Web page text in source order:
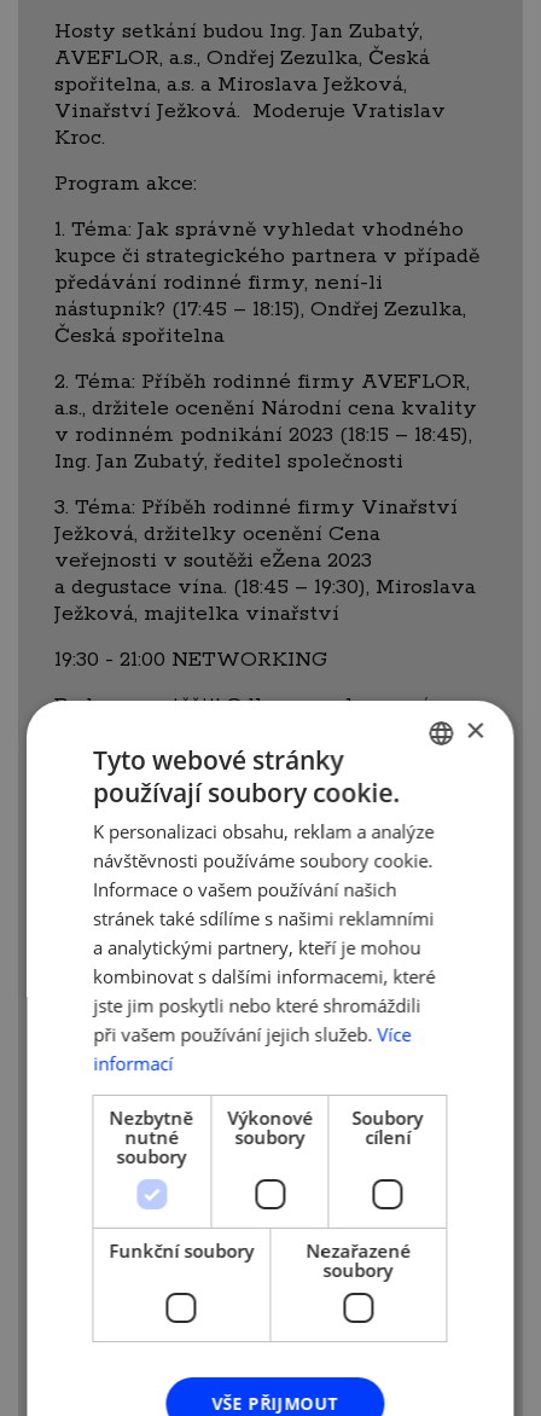
Hosty setkání budou Ing. Jan Zubatý,
AVEFLOR, a.s., Ondřej Zezulka, Česká
spořitelna, a.s. a Miroslava Ježková,
Vinařství Ježková. Moderuje Vratislav
Kroc.
Program akce:
1. Téma: Jak správně vyhledat vhodného
kupce či strategického partnera v případě
předávání rodinné firmy, není-li
nástupník? (17:45 – 18:15), Ondřej Zezulka,
Česká spořitelna
2. Téma: Příběh rodinné firmy AVEFLOR,
a.s., držitele ocenění Národní cena kvality
v rodinném podnikání 2023 (18:15 – 18:45),
Ing. Jan Zubatý, ředitel společnosti
3. Téma: Příběh rodinné firmy Vinařství
Ježková, držitelky ocenění Cena
veřejnosti v soutěži eŽena 2023
a degustace vína. (18:45 – 19:30), Miroslava
Ježková, majitelka vinařství
19:30 - 21:00 NETWORKING
Budeme se těšit! Odkaz na zakoupení
vstupenek: https://eshop.amsp.cz/setkani-
nastupniku-rodinnych-firem--20-3-24/
Děkujeme partnerům!
ENGLISH
×
Tyto webové stránky
používají soubory cookie.
K personalizaci obsahu, reklam a analýze
návštěvnosti používáme soubory cookie.
Informace o vašem používání našich
stránek také sdílíme s našimi reklamními
a analytickými partnery, kteří je mohou
kombinovat s dalšími informacemi, které
jste jim poskytli nebo které shromáždili
při vašem používání jejich služeb. Více
informací
Nezbytně
nutné
soubory
Výkonové
soubory
Soubory
cílení
Funkční soubory
Nezařazené
soubory
VŠE PŘIJMOUT